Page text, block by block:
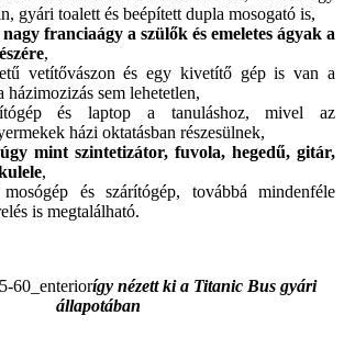
gyári toalett és beépített dupla mosogató is,
franciaágy a szülők és emeletes ágyak a
,
vetítővászon és egy kivetítő gép is van a
házimozizás sem lehetetlen,
és laptop a tanuláshoz, mivel az
házi oktatásban részesülnek,
mint szintetizátor, fuvola, hegedű, gitár,
,
és szárítógép, továbbá mindenféle
is megtalálható.
így nézett ki a Titanic Bus gyári
állapotában